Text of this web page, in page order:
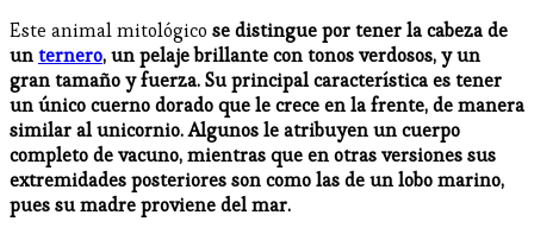
Este animal mitológico se distingue por tener la cabeza de
unternero, un pelaje brillante con tonos verdosos, y un
gran tamaño y fuerza. Su principal característica es tener
un único cuerno dorado que le crece en la frente, de manera
similar al unicornio. Algunos le atribuyen un cuerpo
completo de vacuno, mientras que en otras versiones sus
extremidades posteriores son como las de un lobo marino,
pues su madre proviene del mar.